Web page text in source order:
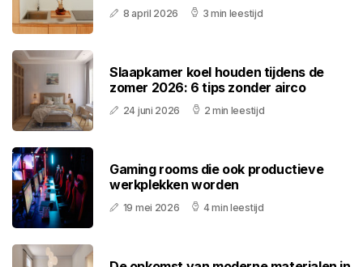
8 april 2026 3 min leestijd
Slaapkamer koel houden tijdens de
zomer 2026: 6 tips zonder airco
24 juni 2026 2 min leestijd
Gaming rooms die ook productieve
werkplekken worden
19 mei 2026 4 min leestijd